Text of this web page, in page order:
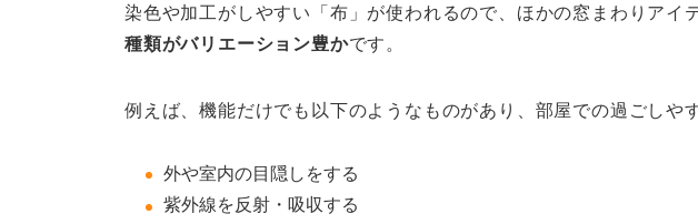
染色や加工がしやすい「布」が使われるので、ほかの窓まわりアイ
種類がバリエーション豊かです。
例えば、機能だけでも以下のようなものがあり、部屋での過ごしや
外や室内の目隠しをする
紫外線を反射・吸収する